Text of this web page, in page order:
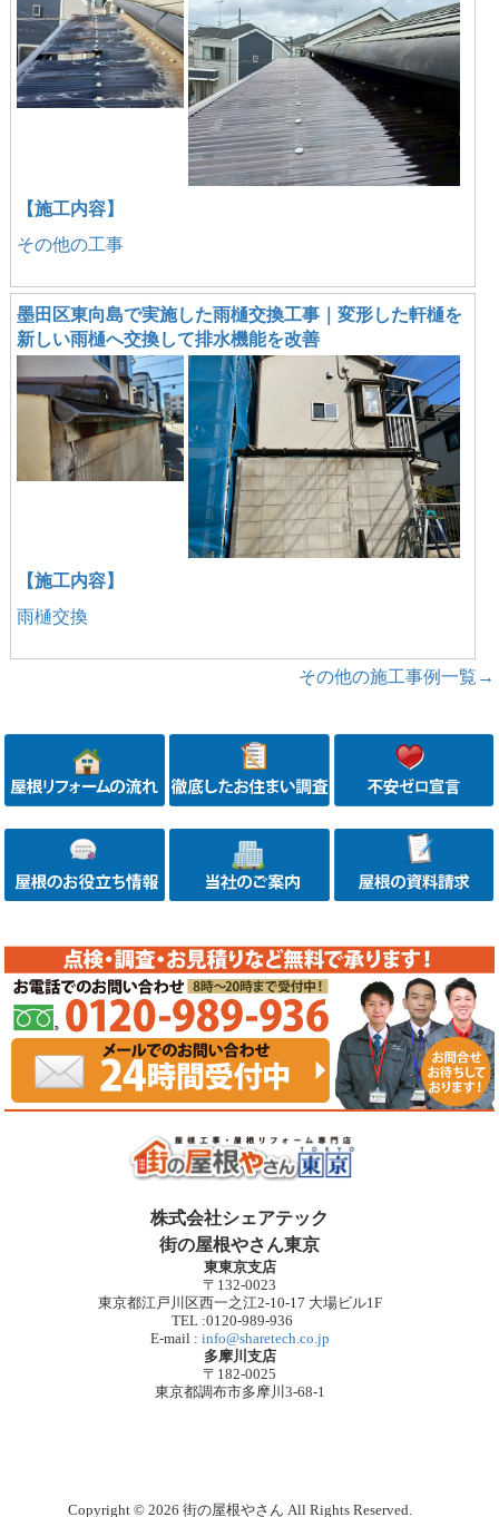
【施工内容】
その他の工事
墨田区東向島で実施した雨樋交換工事｜変形した軒樋を
新しい雨樋へ交換して排水機能を改善
【施工内容】
雨樋交換
その他の施工事例一覧→
株式会社シェアテック
街の屋根やさん東京
東東京支店
〒132-0023
東京都江戸川区西一之江2-10-17 大場ビル1F
TEL :0120-989-936
E-mail : info@sharetech.co.jp
多摩川支店
〒182-0025
東京都調布市多摩川3-68-1
Copyright © 2026 街の屋根やさん All Rights Reserved.